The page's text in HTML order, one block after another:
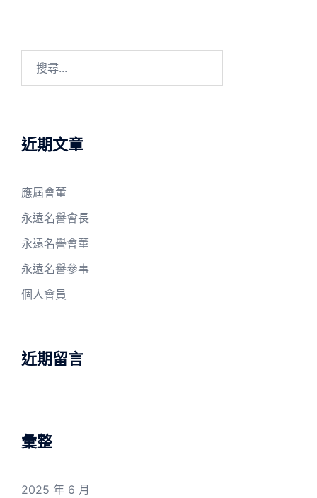
字:
近期文章
應屆會董
永遠名譽會長
永遠名譽會董
永遠名譽參事
個人會員
近期留言
彙整
2025 年 6 月